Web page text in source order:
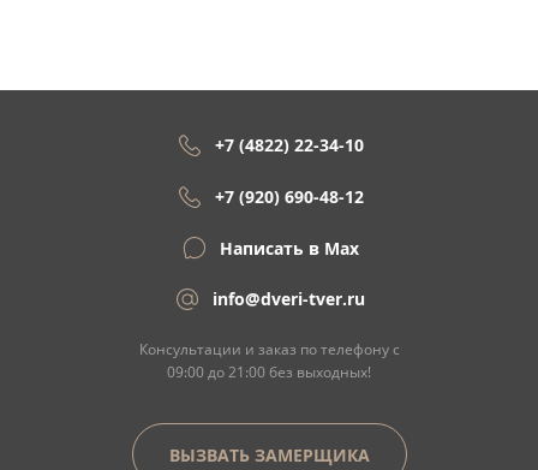
+7 (4822) 22-34-10
+7 (920) 690-48-12
Написать в Max
info@dveri-tver.ru
Консультации и заказ по телефону с
09:00 до 21:00 без выходных!
ВЫЗВАТЬ ЗАМЕРЩИКА